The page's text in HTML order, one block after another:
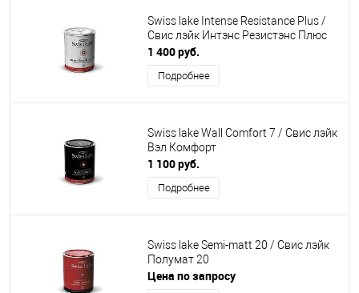
Swiss lake Intense Resistance Plus /
Свис лэйк Интэнс Резистэнс Плюс
1 400 руб.
Подробнее
Swiss lake Wall Comfort 7 / Свис лэйк
Вэл Комфорт
1 100 руб.
Подробнее
Swiss lake Semi-matt 20 / Свис лэйк
Полумат 20
Цена по запросу